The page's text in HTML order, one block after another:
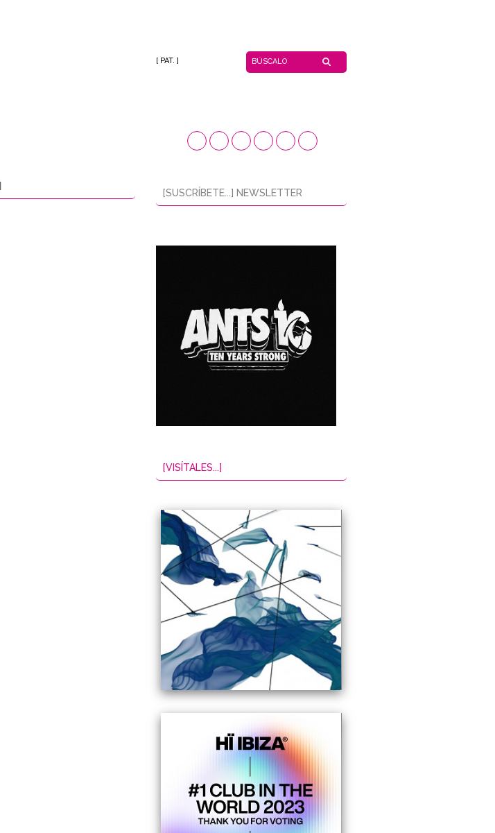
[ PAT. ]
[SUSCRÍBETE...] NEWSLETTER
[VISÍTALES...]